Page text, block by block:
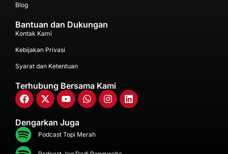
Blog
Bantuan dan Dukungan
Kontak Kami
Kebijakan Privasi
Syarat dan Ketentuan
Terhubung Bersama Kami
Dengarkan Juga
Podcast Topi Merah